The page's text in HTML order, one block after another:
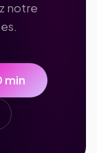
notre
min